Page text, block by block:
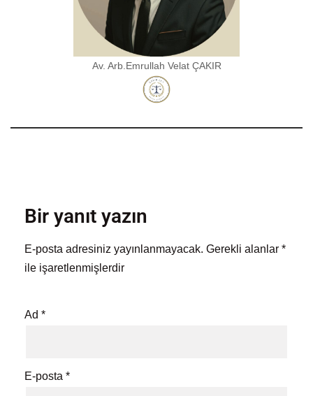
Av. Arb.Emrullah Velat ÇAKIR
Bir yanıt yazın
E-posta adresiniz yayınlanmayacak. Gerekli alanlar *
ile işaretlenmişlerdir
Ad *
E-posta *